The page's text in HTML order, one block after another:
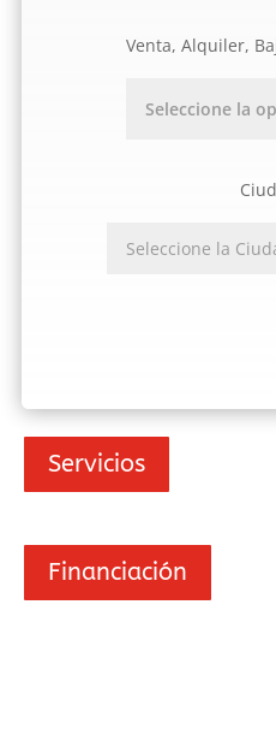
Venta, Alquiler,
Servicios
Financiación